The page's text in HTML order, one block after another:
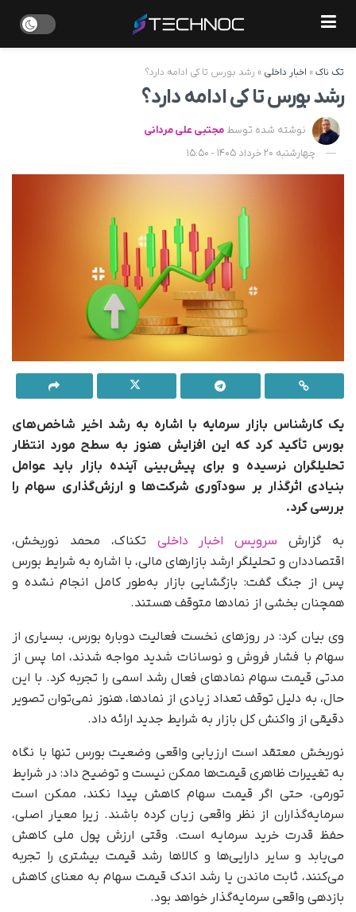
تک ناک» اخبار داخلی » رشد بورس تا کی ادامه دارد؟
رشد بورس تا کی ادامه دارد؟
نوشته شده توسط مجتبی علی مردانی
چهارشنبه 20 خرداد 1405 - 15:50
یک کارشناس بازار سرمایه با اشاره به رشد اخیر شاخص‌های
بورس تأکید کرد که این افزایش هنوز به سطح مورد انتظار
تحلیلگران نرسیده و برای پیش‌بینی آینده بازار باید عوامل
بنیادی اثرگذار بر سودآوری شرکت‌ها و ارزش‌گذاری سهام را
بررسی کرد.
به گزارش سرویس اخبار داخلی تکناک، محمد نوربخش،
اقتصاددان و تحلیلگر ارشد بازارهای مالی، با اشاره به شرایط بورس
پس از جنگ گفت: بازگشایی بازار به‌طور کامل انجام نشده و
همچنان بخشی از نمادها متوقف هستند.
وی بیان کرد: در روزهای نخست فعالیت دوباره بورس، بسیاری از
سهام با فشار فروش و نوسانات شدید مواجه شدند، اما پس از
مدتی قیمت سهام نمادهای فعال رشد اسمی را تجربه کرد. با این
حال، به دلیل توقف تعداد زیادی از نمادها، هنوز نمی‌توان تصویر
دقیقی از واکنش کل بازار به شرایط جدید ارائه داد.
نوربخش معتقد است ارزیابی واقعی وضعیت بورس تنها با نگاه
به تغییرات ظاهری قیمت‌ها ممکن نیست و توضیح داد: در شرایط
تورمی، حتی اگر قیمت سهام کاهش پیدا نکند، ممکن است
سرمایه‌گذاران از نظر واقعی زیان کرده باشند. زیرا معیار اصلی،
حفظ قدرت خرید سرمایه است. وقتی ارزش پول ملی کاهش
می‌یابد و سایر دارایی‌ها و کالاها رشد قیمت بیشتری را تجربه
می‌کنند، ثابت ماندن یا رشد اندک قیمت سهام به معنای کاهش
بازدهی واقعی سرمایه‌گذار خواهد بود.